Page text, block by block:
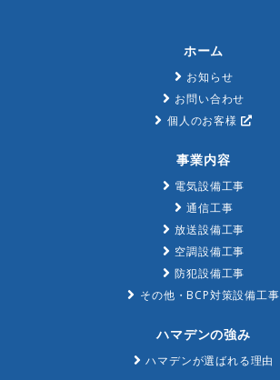
ホーム
お知らせ
お問い合わせ
個人のお客様
事業内容
電気設備工事
通信工事
放送設備工事
空調設備工事
防犯設備工事
その他・BCP対策設備工事
ハマデンの強み
ハマデンが選ばれる理由